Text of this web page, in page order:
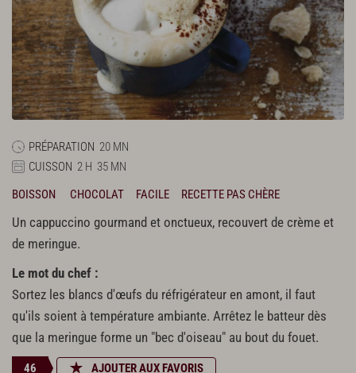
PRÉPARATION 20 MN
CUISSON 2 H 35 MN
BOISSON
CHOCOLAT FACILE RECETTE PAS CHÈRE
Un cappuccino gourmand et onctueux, recouvert de crème et
de meringue.
Le mot du chef :
Sortez les blancs d'œufs du réfrigérateur en amont, il faut
qu'ils soient à température ambiante. Arrêtez le batteur dès
que la meringue forme un "bec d'oiseau" au bout du fouet.
46 AJOUTER AUX FAVORIS